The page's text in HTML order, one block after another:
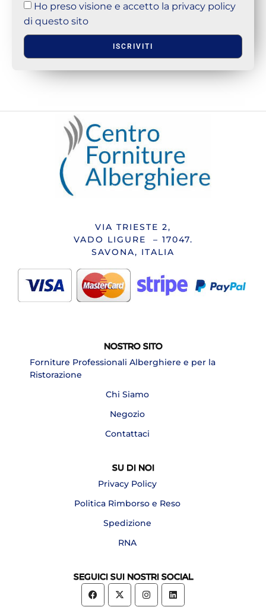
Ho preso visione e accetto la privacy policy
di questo sito
ISCRIVITI
VIA TRIESTE 2,
VADO LIGURE – 17047.
SAVONA, ITALIA
NOSTRO SITO
Forniture Professionali Alberghiere e per la
Ristorazione
Chi Siamo
Negozio
Contattaci
SU DI NOI
Privacy Policy
Politica Rimborso e Reso
Spedizione
RNA
SEGUICI SUI NOSTRI SOCIAL